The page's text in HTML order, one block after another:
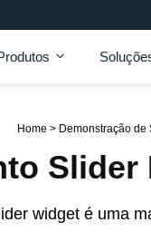
Home > Demonstração de
widget é uma